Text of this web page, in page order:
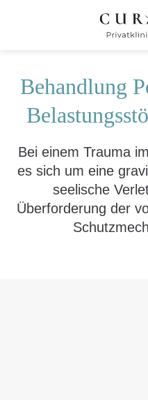
Klinik
Behandlung und
Integratives
Behandlungsspektrum
ADHS im Erwachsenenalter
Behandlung
Bei einem Trauma
es sich um eine
seelische
Überforderung der